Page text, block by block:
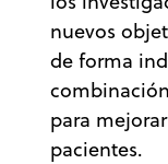
nuevos
de forma
para
pacientes.